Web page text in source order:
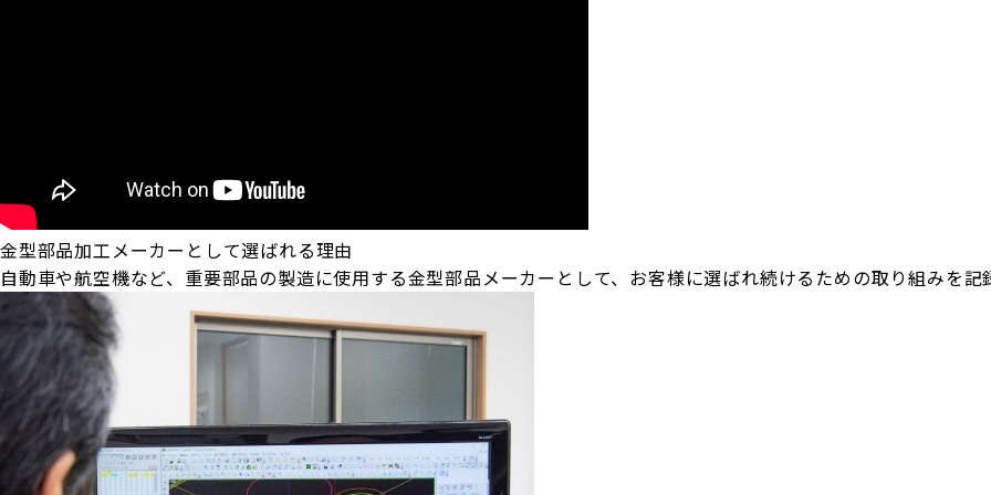
金型部品加工メーカーとして選ばれる理由
自動車や航空機など、重要部品の製造に使用する金型部品メーカーとして、お客様に選ばれ続けるための取り組みを記